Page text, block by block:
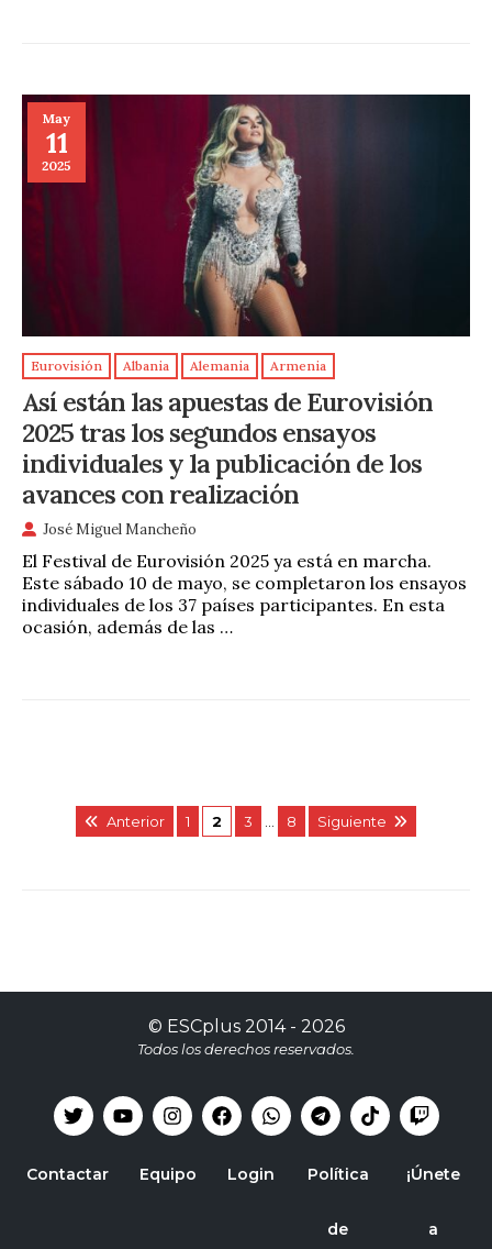
May
11
2025
Eurovisión Albania Alemania Armenia
Así están las apuestas de Eurovisión
2025 tras los segundos ensayos
individuales y la publicación de los
avances con realización
José Miguel Mancheño
El Festival de Eurovisión 2025 ya está en marcha.
Este sábado 10 de mayo, se completaron los ensayos
individuales de los 37 países participantes. En esta
ocasión, además de las …
Anterior 1 2 3 8 Siguiente
© ESCplus2014 - 2026
Todos los derechos reservados.
Contactar Equipo Login Política
de
¡Únete
a